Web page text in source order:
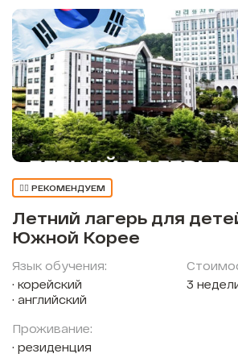
👍🏼 РЕКОМЕНДУЕМ
Летний лагерь для
Южной Корее
Язык обучения:
корейский
английский
Проживание:
резиденция
3